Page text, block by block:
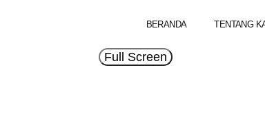
TENTANG
BERANDA
Full Screen